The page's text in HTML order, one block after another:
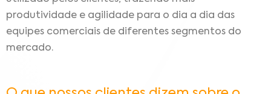
produtividade e agilidade para o dia a dia das
equipes comerciais de diferentes segmentos do
mercado.